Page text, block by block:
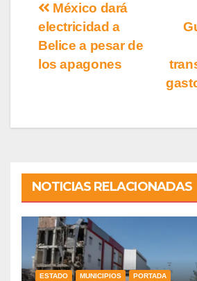
México dará
electricidad a
Belice a pesar de
los apagones
NOTICIAS RELACIONADAS
ESTADO MUNICIPIOS PORTADA